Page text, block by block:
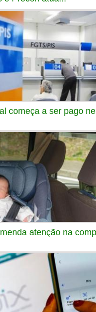
começa a ser pago
atenção na